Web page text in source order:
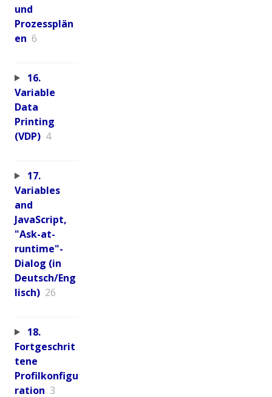
und
Prozessplän
en 6
16.
Variable
Data
Printing
(VDP) 4
17.
Variables
and
JavaScript,
"Ask-at-
runtime"-
Dialog (in
Deutsch/Eng
lisch) 26
18.
Fortgeschrit
tene
Profilkonfigu
ration 3